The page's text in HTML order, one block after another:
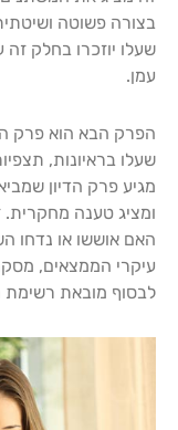
בצורה פשוטה
שעלו יוזכרו בחלק
עמן.
הפרק הבא הוא פרק
שעלו בראיונות,
מגיע פרק הדיון
ומציג טענה
האם אוששו או נדחו
עיקרי הממצאים,
לבסוף מובאת רשימת